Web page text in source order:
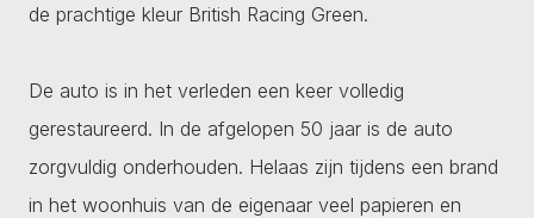
de prachtige kleur British Racing Green.
De auto is in het verleden een keer volledig
gerestaureerd. In de afgelopen 50 jaar is de auto
zorgvuldig onderhouden. Helaas zijn tijdens een brand
in het woonhuis van de eigenaar veel papieren en